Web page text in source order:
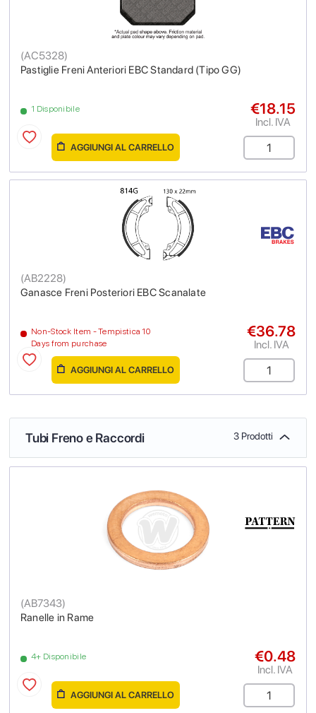
Pastiglie Freni Anteriori EBC Standard (Tipo GG)
(AC5328)
1 Disponibile €18.15
Incl. IVA
AGGIUNGI AL CARRELLO
Ganasce Freni Posteriori EBC Scanalate
(AB2228)
Non-Stock Item - Tempistica 10
Days from purchase
€36.78
Incl. IVA
AGGIUNGI AL CARRELLO
Tubi Freno e Raccordi 3 Prodotti
Ranelle in Rame
(AB7343)
4+ Disponibile €0.48
Incl. IVA
AGGIUNGI AL CARRELLO